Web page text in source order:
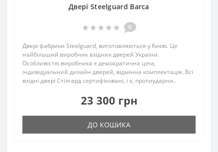
Двері Steelguard Barca
0
Двері фабрики Steelguard, виготовляються у Києві. Це
найбільший виробник вхідних дверей України.
Особливістю виробника є демократична ціна,
індивідуальний дизайн дверей, відмінна комплектація. Всі
вхідні двері Стілгард сертифіковані, і є, протиударни..
23 300 грн
ДО КОШИКА